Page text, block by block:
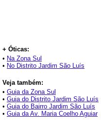
+ Óticas:
• Na Zona Sul
• No Distrito Jardim São Luís
Veja também:
• Guia da Zona Sul
• Guia do Distrito Jardim São Luís
• Guia do Bairro Jardim São Luís
• Guia da Av. Maria Coelho Aguiar